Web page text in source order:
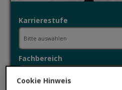
Karrierestufe
Fachbereich
Cookie Hinweis